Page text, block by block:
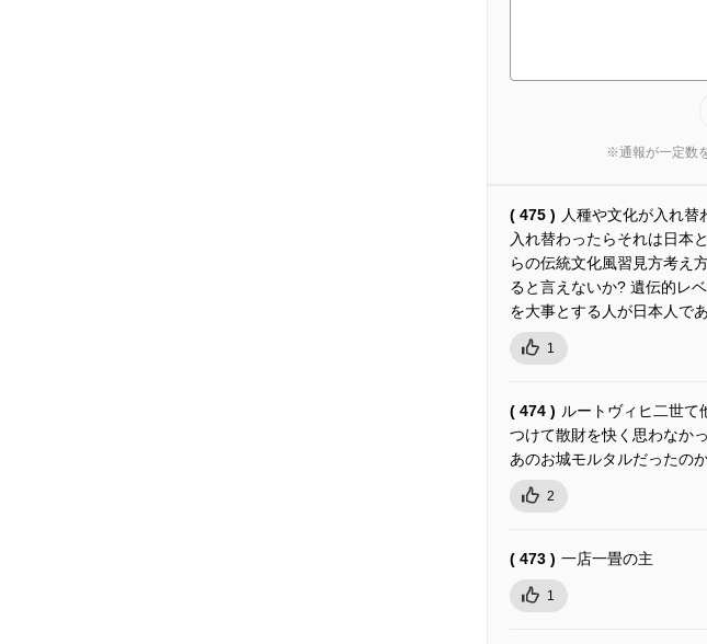
※通報が一定数
( 475 ) 人種や文化が入れ
入れ替わったらそれは日本
らの伝統文化風習見方考え
ると言えないか? 遺伝的レ
を大事とする人が日本人で
1
( 474 ) ルートヴィヒ二世て
つけて散財を快く思わなか
あのお城モルタルだったの
2
( 473 ) 一店一畳の主
1